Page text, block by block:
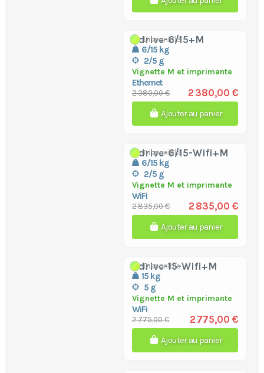
bdrive-6/15+M
6/15 kg
2/5 g
Vignette M et imprimante
Ethernet
Disponible
2 380,00 € 2 380,00 €
Ajouter au panier
bdrive-6/15-Wifi+M
6/15 kg
2/5 g
Vignette M et imprimante
WiFi
Disponible
2 835,00 € 2 835,00 €
Ajouter au panier
bdrive-15-Wifi+M
15 kg
5 g
Vignette M et imprimante
WiFi
Disponible
2 775,00 € 2 775,00 €
Ajouter au panier